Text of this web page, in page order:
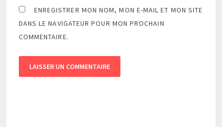
ENREGISTRER MON NOM, MON E-MAIL ET MON SITE
DANS LE NAVIGATEUR POUR MON PROCHAIN
COMMENTAIRE.